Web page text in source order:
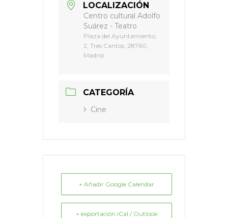
LOCALIZACIÓN
Centro cultural Adolfo
Suárez - Teatro
Plaza del Ayuntamiento,
2, Tres Cantos, 28760,
Madrid
CATEGORÍA
Cine
+ Añadir Google Calendar
+ exportación iCal / Outlook